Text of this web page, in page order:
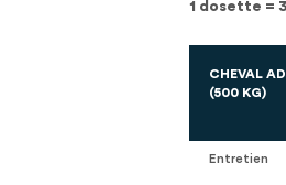
1 dosette =
CHEVAL
(500 KG)
Entretien